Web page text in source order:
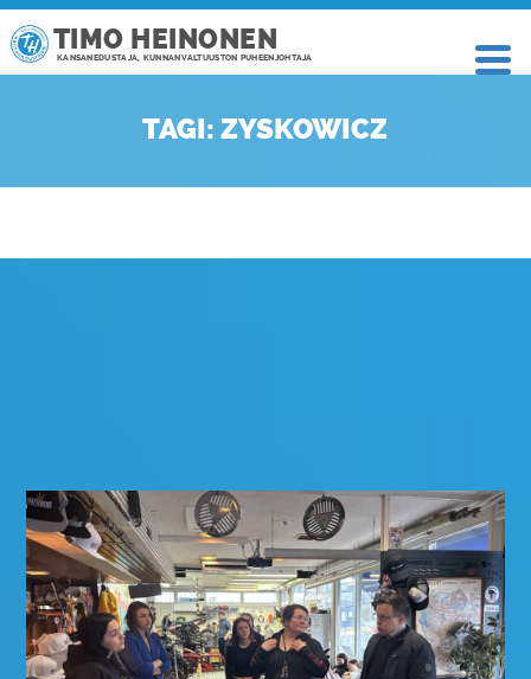
TIMO HEINONEN
KANSANEDUSTAJA, KUNNANVALTUUSTON PUHEENJOHTAJA
TAGI: ZYSKOWICZ